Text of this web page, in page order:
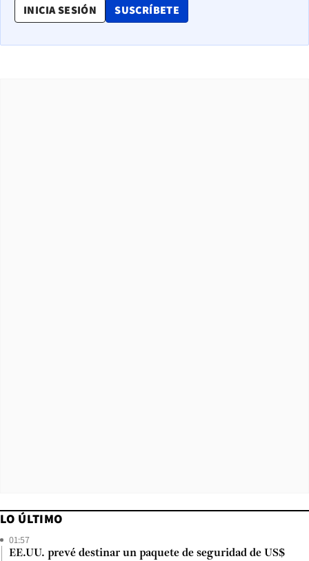
INICIA SESIÓN SUSCRÍBETE
OPENS IN NEW WINDOW
LO ÚLTIMO
01:57
EE.UU. prevé destinar un paquete de seguridad de US$